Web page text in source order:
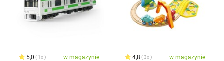
5,0 1x w magazynie 4,8 3x w magazynie